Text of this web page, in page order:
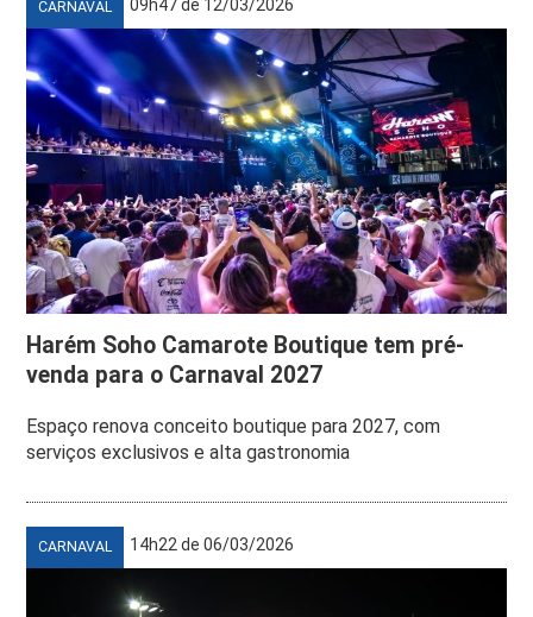
CARNAVAL 09h47 de 12/03/2026
Harém Soho Camarote Boutique tem pré-
venda para o Carnaval 2027
Espaço renova conceito boutique para 2027, com
serviços exclusivos e alta gastronomia
CARNAVAL 14h22 de 06/03/2026